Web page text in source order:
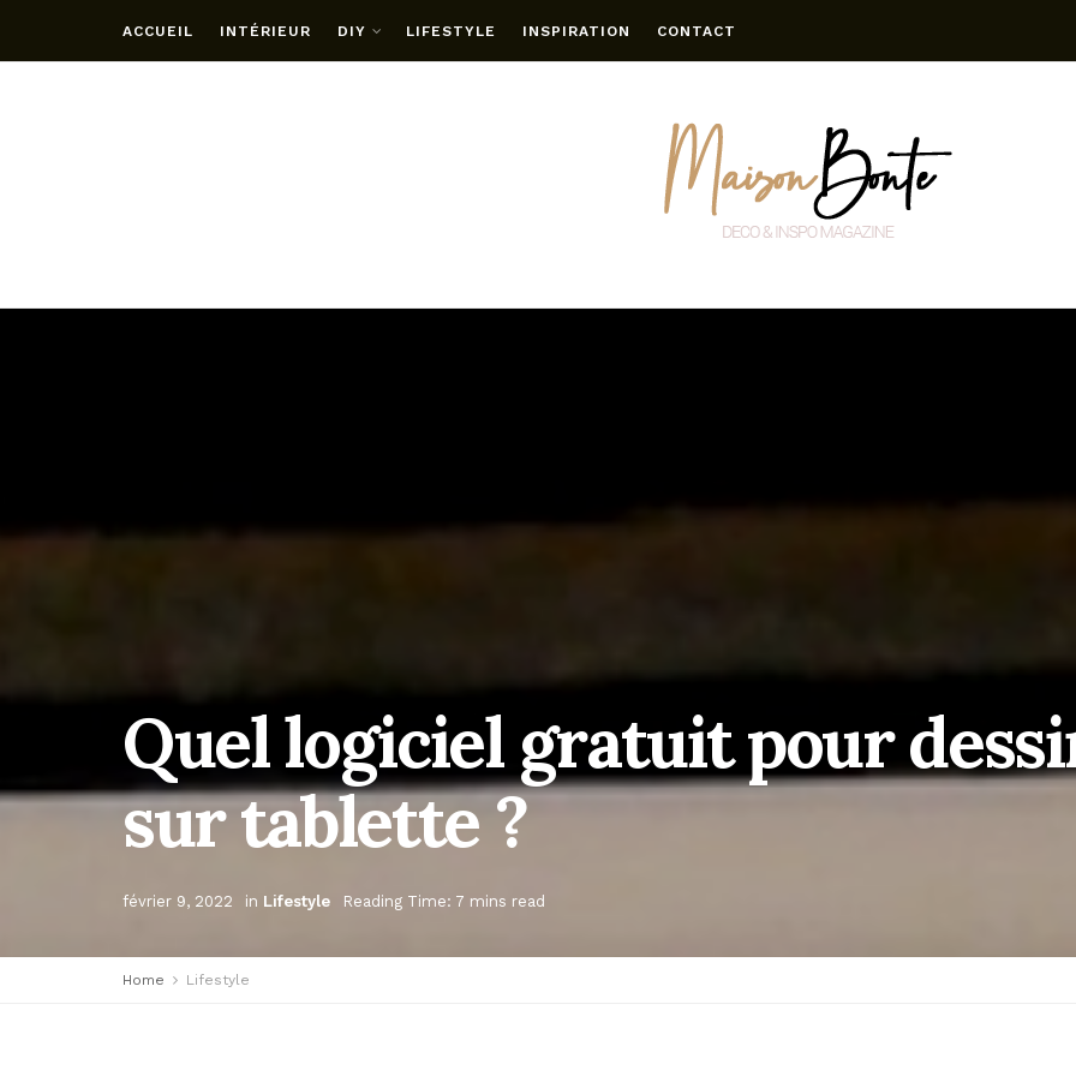
ACCUEIL INTÉRIEUR DIY LIFESTYLE INSPIRATION CONTACT
Quel logiciel gratuit pour
sur tablette ?
février 9, 2022 in Lifestyle Reading Time: 7 mins read
Home Lifestyle